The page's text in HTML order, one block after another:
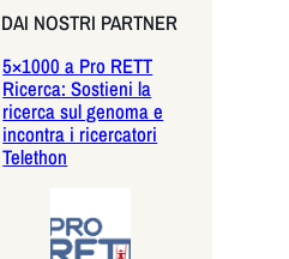
NOSTRI PARTNER
5×1000 a Pro RETT
Ricerca: Sostieni la
ricerca sul genoma e
incontra i ricercatori
Telethon